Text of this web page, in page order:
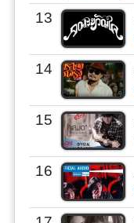
13
14
15
16